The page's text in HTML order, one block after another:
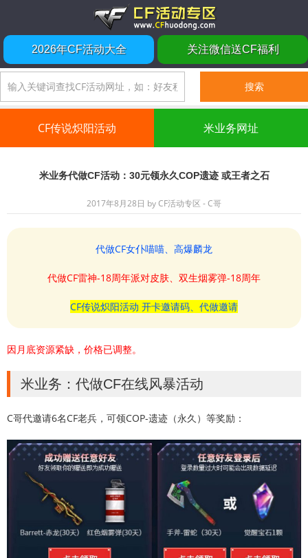
2026年CF活动大全 关注微信送CF福利
CF传说炽阳活动 米业务网址
米业务代做CF活动：30元领永久COP遗迹 或王者之石
2017年8月28日 byCF活动专区 - C哥
代做CF女仆喵喵、高爆麟龙
代做CF雷神-18周年派对皮肤、双生烟雾弹-18周年
CF传说炽阳活动 开卡邀请码、代做邀请
因月底资源紧缺，价格已调整。
米业务：代做CF在线风暴活动
C哥代邀请6名CF老兵，可领COP-遗迹（永久）等奖励：